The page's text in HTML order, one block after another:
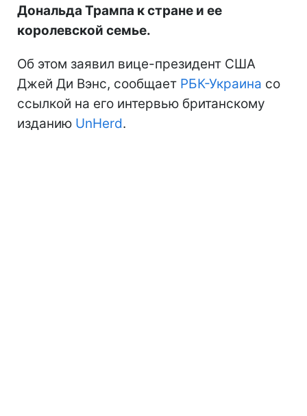
Дональда Трампа к стране и ее
королевской семье.
Об этом заявил вице-президент США
Джей Ди Вэнс, сообщает РБК-Украина со
ссылкой на его интервью британскому
изданию UnHerd.